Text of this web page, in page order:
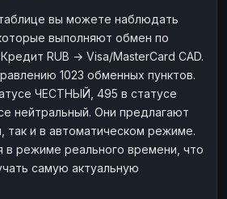
ПЕРЕВОДЫ
USD
USD
ЗК USD
WU
ДЕНЬГИ
USD Наличные
вы можете наблюдать
выполняют обмен по
RUB → Visa/MasterCard CAD.
1023 обменных пунктов.
ЧЕСТНЫЙ, 495 в статусе
нейтральный. Они предлагают
так и в автоматическом режиме.
в режиме реального времени, что
самую актуальную